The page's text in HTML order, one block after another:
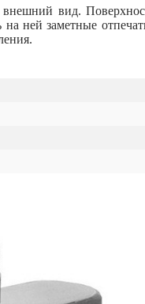
вид.
ней заметные